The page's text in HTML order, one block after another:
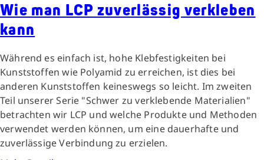
Wie man LCP zuverlässig verkleben
kann
Während es einfach ist, hohe Klebfestigkeiten bei
Kunststoffen wie Polyamid zu erreichen, ist dies bei
anderen Kunststoffen keineswegs so leicht. Im zweiten
Teil unserer Serie "Schwer zu verklebende Materialien"
betrachten wir LCP und welche Produkte und Methoden
verwendet werden können, um eine dauerhafte und
zuverlässige Verbindung zu erzielen.